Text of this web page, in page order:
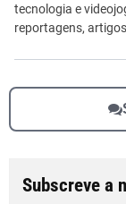
tecnologia e
reportagens,
Subscreve a